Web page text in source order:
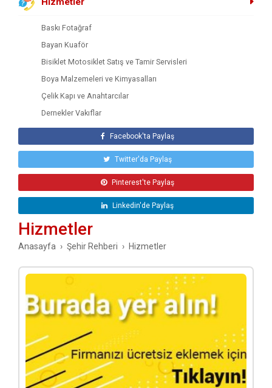
Baskı Fotağraf
Bayan Kuaför
Bisiklet Motosiklet Satış ve Tamir Servisleri
Boya Malzemeleri ve Kimyasalları
Çelik Kapı ve Anahtarcılar
Dernekler Vakıflar
Diğer
Kişisel Bakım ve Kozmetik
Antep İşi, Dikiş Nakış Atölyeleri
Avukatlar ve Hukuk Bürosu
El Aletleri Hırdavatçılar Bakım Servisleri
El Aletleri Hırdavatçılar Bakım Servisleri
Bakkal, Market ve Büfeler
Elektrik Elektronik Ses Sistemleri
Bankalar ve Şubeleri
Emlak Gayrimenkul Hizmetleri
Emlak Gayrimenkul Hizmetleri
Erkek Kuaför
Evden Eve Taşımacılık
Facebook'ta Paylaş
Twitter'da Paylaş
Pinterest'te Paylaş
Linkedin'de Paylaş
Hizmetler
Anasayfa Şehir Rehberi Hizmetler